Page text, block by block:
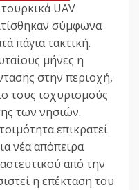
UAV
σύμφωνα
πάγια τακτική.
μήνες η
στην περιοχή,
τους ισχυρισμούς
των νησιών.
επικρατεί
νέα απόπειρα
από την
η επέκταση του